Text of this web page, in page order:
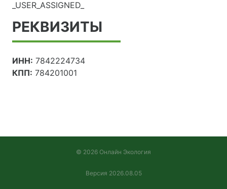
_USER_ASSIGNED_
РЕКВИЗИТЫ
ИНН: 7842224734
КПП: 784201001
© 2026 Онлайн Экология
Версия 2026.08.05